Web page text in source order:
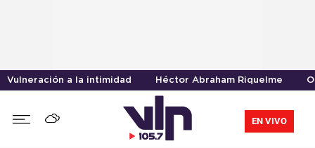
Vulneración a la intimidad Héctor Abraham Riquelme
EN VIVO